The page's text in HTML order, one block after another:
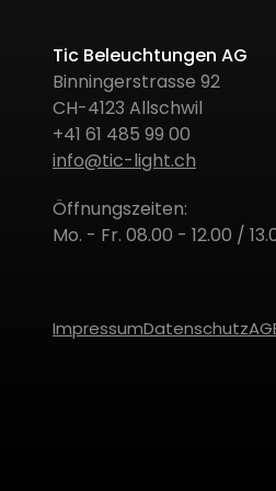
Tic Beleuchtungen AG
Binningerstrasse 92
CH-4123 Allschwil
+41 61 485 99 00
info@tic-light.ch
Öffnungszeiten:
Mo. - Fr. 08.00 - 12.00 /
ImpressumDatenschutz